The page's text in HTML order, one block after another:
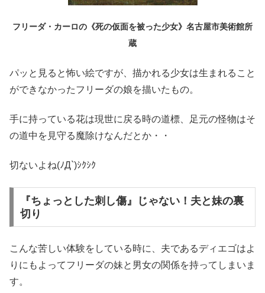
フリーダ・カーロの《死の仮面を被った少女》名古屋市美術館所
蔵
パッと見ると怖い絵ですが、描かれる少女は生まれること
ができなかったフリーダの娘を描いたもの。
手に持っている花は現世に戻る時の道標、足元の怪物はそ
の道中を見守る魔除けなんだとか・・
切ないよね(ﾉД`)ｼｸｼｸ
『ちょっとした刺し傷』じゃない！夫と妹の裏
切り
こんな苦しい体験をしている時に、夫であるディエゴはよ
りにもよってフリーダの妹と男女の関係を持ってしまいま
す。